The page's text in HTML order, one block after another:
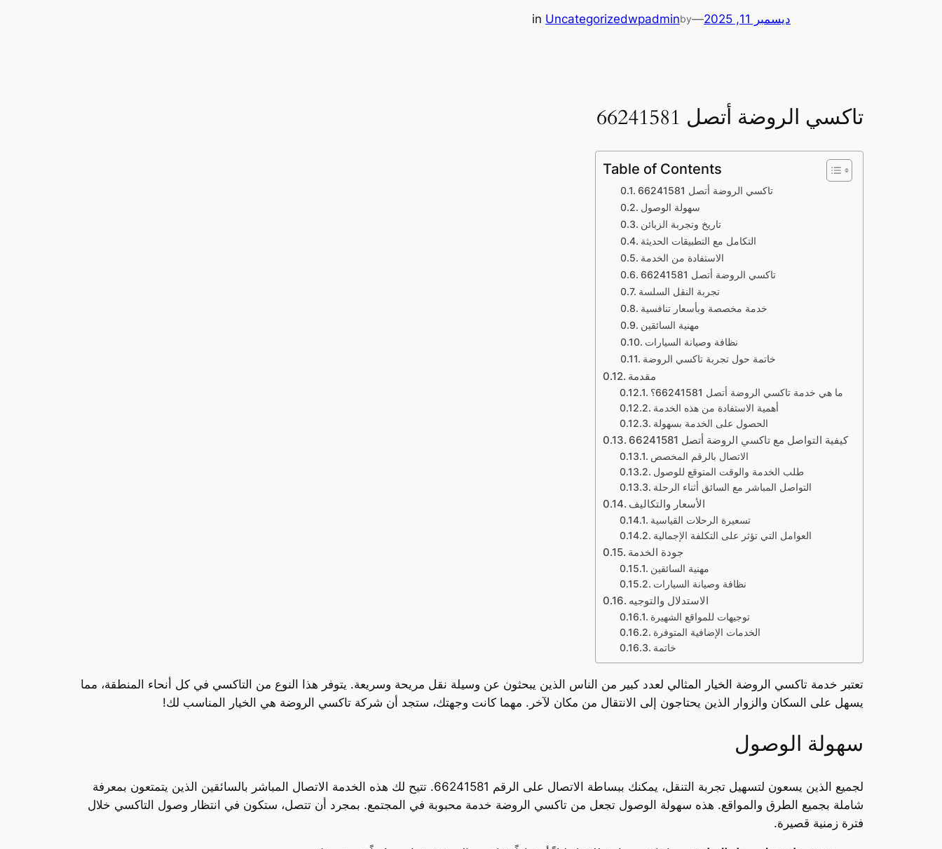
ديسمبر 11, 2025 —
by
wpadmin
in Uncategorized
تاكسي الروضة أتصل 66241581
Table of Contents
تاكسي الروضة أتصل 66241581
سهولة الوصول
تاريخ وتجربة الزبائن
التكامل مع التطبيقات الحديثة
الاستفادة من الخدمة
تاكسي الروضة أتصل 66241581
تجربة النقل السلسة
خدمة مخصصة وبأسعار تنافسية
مهنية السائقين
نظافة وصيانة السيارات
خاتمة حول تجربة تاكسي الروضة
مقدمة
ما هي خدمة تاكسي الروضة أتصل 66241581؟
أهمية الاستفادة من هذه الخدمة
الحصول على الخدمة بسهولة
كيفية التواصل مع تاكسي الروضة أتصل 66241581
الاتصال بالرقم المخصص
طلب الخدمة والوقت المتوقع للوصول
التواصل المباشر مع السائق أثناء الرحلة
الأسعار والتكاليف
تسعيرة الرحلات القياسية
العوامل التي تؤثر على التكلفة الإجمالية
جودة الخدمة
مهنية السائقين
نظافة وصيانة السيارات
الاستدلال والتوجيه
توجيهات للمواقع الشهيرة
الخدمات الإضافية المتوفرة
خاتمة
تعتبر خدمة تاكسي الروضة الخيار المثالي لعدد كبير من الناس الذين يبحثون عن وسيلة نقل مريحة وسريعة. يتوفر هذا النوع من التاكسي في كل أنحاء المنطقة، مما
يسهل على السكان والزوار الذين يحتاجون إلى الانتقال من مكان لآخر. مهما كانت وجهتك، ستجد أن شركة تاكسي الروضة هي الخيار المناسب لك!
سهولة الوصول
لجميع الذين يسعون لتسهيل تجربة التنقل، يمكنك ببساطة الاتصال على الرقم 66241581. تتيح لك هذه الخدمة الاتصال المباشر بالسائقين الذين يتمتعون بمعرفة
شاملة بجميع الطرق والمواقع. هذه سهولة الوصول تجعل من تاكسي الروضة خدمة محبوبة في المجتمع. بمجرد أن تتصل، ستكون في انتظار وصول التاكسي خلال
فترة زمنية قصيرة.